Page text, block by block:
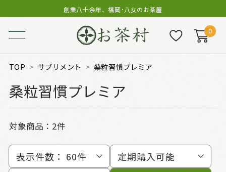
創業八十余年、福岡･八女のお茶屋
0
TOP サプリメント 桑粒習慣プレミア
桑粒習慣プレミア
対象商品： 2件
表示件数： 60件
定期購入可能